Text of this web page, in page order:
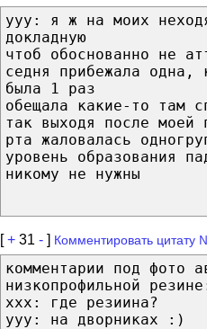
yyy: я ж на моих
докладную
чтоб обоснованно не
седня прибежала одна,
была 1 раз
обещала какие-то там
так выходя после моей
рта жаловалась
уровень образования
никому не нужны
[+ 31 - ] Комментировать цитату
комментарии под фото
низкопрофильной
ххх: где резиина?
ууу: на дворниках :)